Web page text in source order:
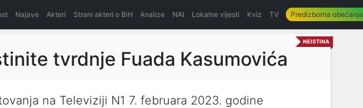
Najave Akteri Strani akteri o BiH Analize NAI Lokalne vijesti Kviz TV Predizborna obećanja
NEISTINA
tvrdnje Fuada Kasumovića
na Televiziji N1 7. februara 2023. godine